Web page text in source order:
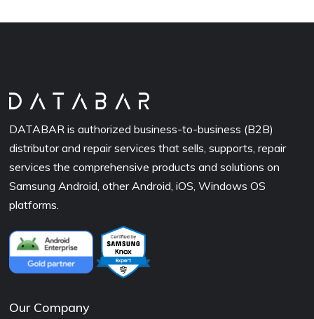
DATABAR is authorized business-to-business (B2B)
distributor and repair services that sells, supports, repair
services the comprehensive products and solutions on
Samsung Android, other Android, iOS, Windows OS
platforms.
Our Company